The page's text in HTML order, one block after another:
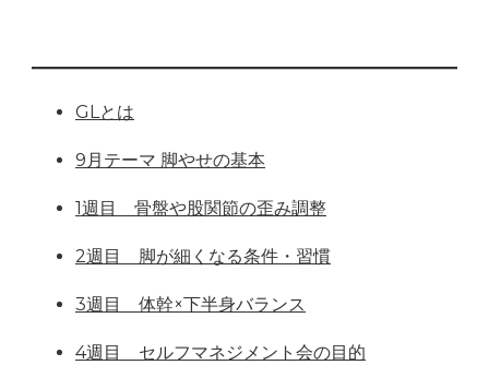
GLとは
9月テーマ 脚やせの基本
1週目 骨盤や股関節の歪み調整
2週目 脚が細くなる条件・習慣
3週目 体幹×下半身バランス
4週目 セルフマネジメント会の目的